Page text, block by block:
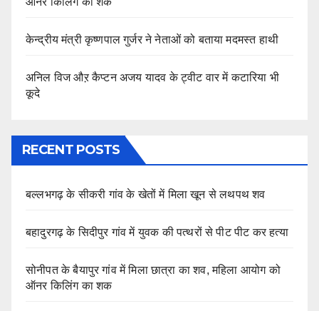
केन्द्रीय मंत्री कृष्णपाल गुर्जर ने नेताओं को बताया मदमस्त हाथी
अनिल विज औऱ कैप्टन अजय यादव के ट्वीट वार में कटारिया भी
कूदे
RECENT POSTS
बल्लभगढ़ के सीकरी गांव के खेतों में मिला खून से लथपथ शव
बहादुरगढ़ के सिदीपुर गांव में युवक की पत्थरों से पीट पीट कर हत्या
सोनीपत के बैयापुर गांव में मिला छात्रा का शव, महिला आयोग को
ऑनर किलिंग का शक